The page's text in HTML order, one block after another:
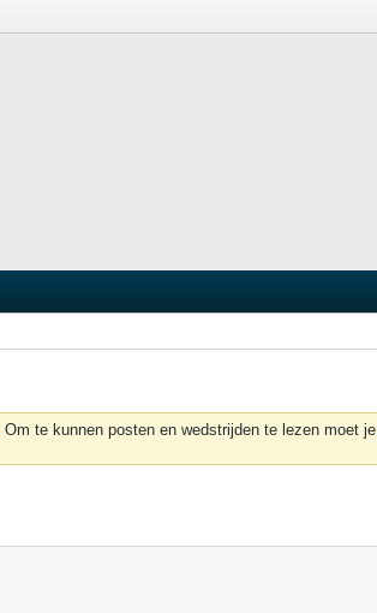
Om te kunnen posten en wedstrijden te lezen moet je